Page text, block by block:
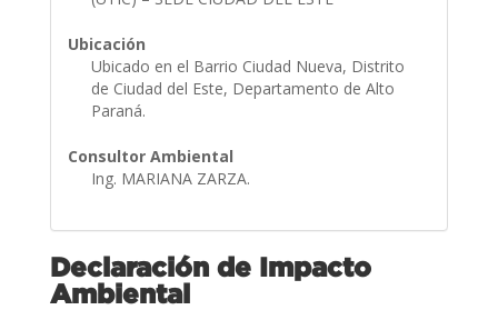
Ubicación
Ubicado en el Barrio Ciudad Nueva, Distrito
de Ciudad del Este, Departamento de Alto
Paraná.
Consultor Ambiental
Ing. MARIANA ZARZA.
Declaración de Impacto
Ambiental